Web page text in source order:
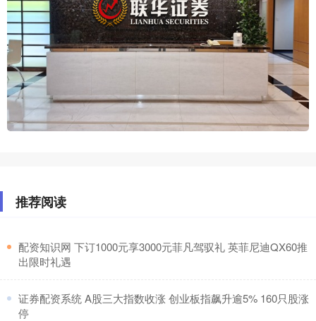
推荐阅读
​配资知识网 下订1000元享3000元菲凡驾驭礼 英菲尼迪QX60推
出限时礼遇
​证券配资系统 A股三大指数收涨 创业板指飙升逾5% 160只股涨
停